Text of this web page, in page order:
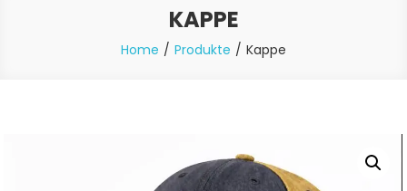
KAPPE
Home Produkte Kappe